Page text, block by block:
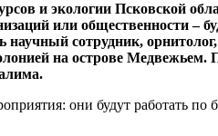
и экологии Псковской
или общественности –
сотрудник,
на острове
они будут работать по